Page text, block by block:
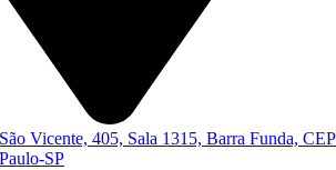
Vicente, 405, Sala 1315, Barra Funda, CEP
SP